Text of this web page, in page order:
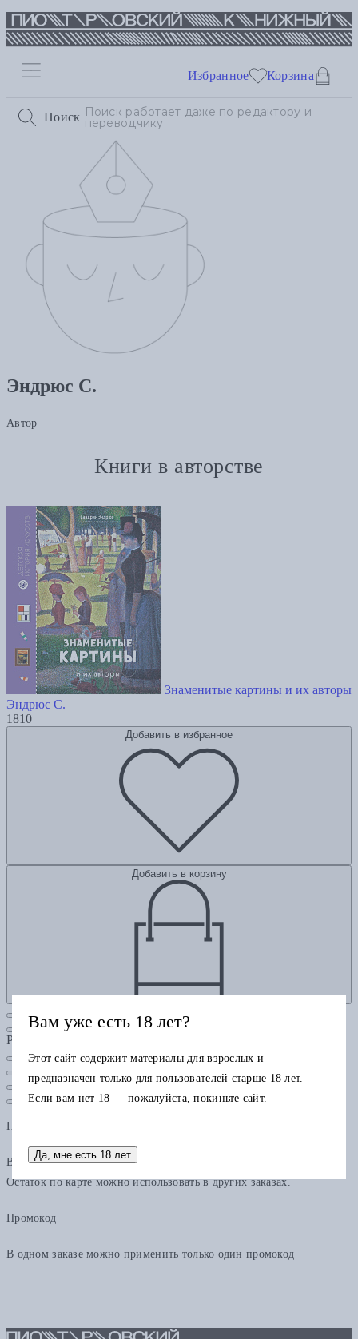
Поиск
Избранное Корзина
Эндрюс С.
Автор
Книги в авторстве
Знаменитые картины и их авторы
Эндрюс С.
1810
Добавить в избранное
Добавить в корзину
Рубрики
Подарочная карта
В одном заказе можно применить только одну подарочную карту.
Остаток по карте можно использовать в других заказах.
Промокод
В одном заказе можно применить только один промокод
Вам уже есть 18 лет?
Этот сайт содержит материалы для взрослых и
предназначен только для пользователей старше 18 лет.
Если вам нет 18 — пожалуйста, покиньте сайт.
Да, мне есть 18 лет